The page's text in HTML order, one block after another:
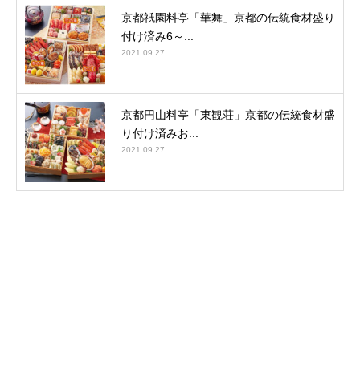
京都祇園料亭「華舞」京都の伝統食材盛り
付け済み6～...
2021.09.27
京都円山料亭「東観荘」京都の伝統食材盛
り付け済みお...
2021.09.27